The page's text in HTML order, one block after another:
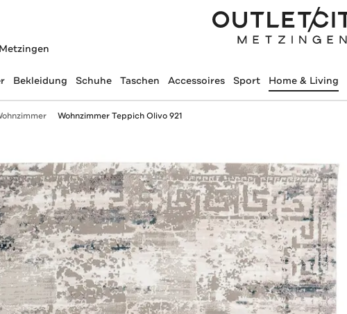
Bekleidung Schuhe Taschen Accessoires Sport Home & Living
Wohnzimmer Teppich Olivo 921